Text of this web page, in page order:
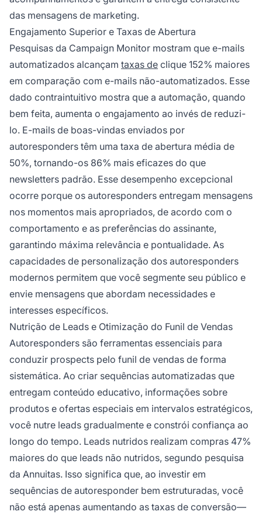
das mensagens de marketing.
Engajamento Superior e Taxas de Abertura
Pesquisas da Campaign Monitor mostram que e-mails
automatizados alcançam taxas de clique 152% maiores
em comparação com e-mails não-automatizados. Esse
dado contraintuitivo mostra que a automação, quando
bem feita, aumenta o engajamento ao invés de reduzi-
lo. E-mails de boas-vindas enviados por
autoresponders têm uma taxa de abertura média de
50%, tornando-os 86% mais eficazes do que
newsletters padrão. Esse desempenho excepcional
ocorre porque os autoresponders entregam mensagens
nos momentos mais apropriados, de acordo com o
comportamento e as preferências do assinante,
garantindo máxima relevância e pontualidade. As
capacidades de personalização dos autoresponders
modernos permitem que você segmente seu público e
envie mensagens que abordam necessidades e
interesses específicos.
Nutrição de Leads e Otimização do Funil de Vendas
Autoresponders são ferramentas essenciais para
conduzir prospects pelo funil de vendas de forma
sistemática. Ao criar sequências automatizadas que
entregam conteúdo educativo, informações sobre
produtos e ofertas especiais em intervalos estratégicos,
você nutre leads gradualmente e constrói confiança ao
longo do tempo. Leads nutridos realizam compras 47%
maiores do que leads não nutridos, segundo pesquisa
da Annuitas. Isso significa que, ao investir em
sequências de autoresponder bem estruturadas, você
não está apenas aumentando as taxas de conversão—